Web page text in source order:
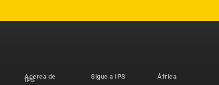
Acerca de
IPS
Sigue a IPS
África